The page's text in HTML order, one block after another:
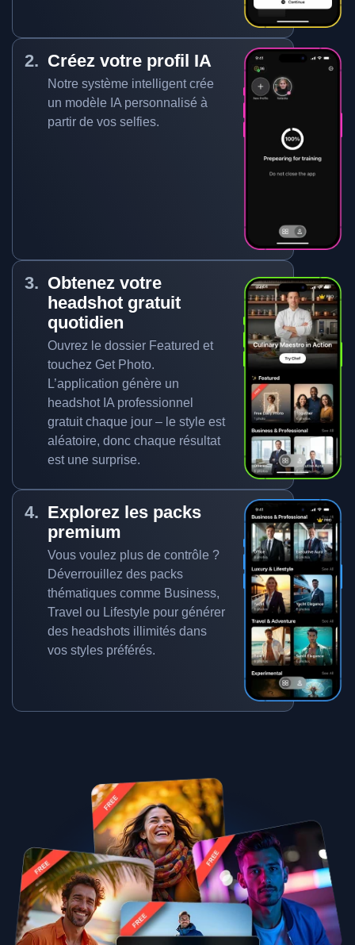
Créez votre profil IA
Notre système intelligent crée
un modèle IA personnalisé à
partir de vos selfies.
Obtenez votre
headshot gratuit
quotidien
Ouvrez le dossier Featured et
touchez Get Photo.
L’application génère un
headshot IA professionnel
gratuit chaque jour – le style est
aléatoire, donc chaque résultat
est une surprise.
Explorez les packs
premium
Vous voulez plus de contrôle ?
Déverrouillez des packs
thématiques comme Business,
Travel ou Lifestyle pour générer
des headshots illimités dans
vos styles préférés.